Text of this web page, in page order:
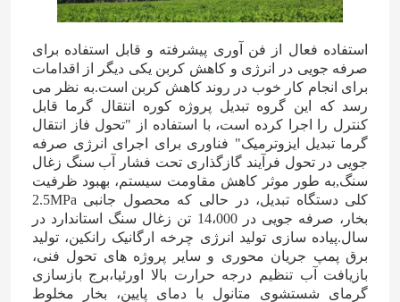
استفاده فعال از فن آوری پیشرفته و قابل استفاده برای
صرفه جویی در انرژی و کاهش کربن یکی دیگر از اقدامات
برای انجام کار خوب در روند کاهش کربن است.به نظر می
رسد که این گروه تبدیل پروژه کوره انتقال گرما قابل
کنترل را اجرا کرده است، با استفاده از "تحول فاز انتقال
گرما تبدیل ایزوترمیک" فناوری برای اجرای انرژی صرفه
جویی در تحول فرآیند گازگذاری تحت فشار آب سنگ زغال
سنگ,به طور موثر کاهش مقاومت سیستم، بهبود ظرفیت
کلی دستگاه تبدیل، در حالی که محصول جانبی 2.5MPa
بخار، صرفه جویی در 14،000 تن زغال سنگ استاندارد در
سال.پیاده سازی تولید انرژی چرخه ارگانیک رانکین، تولید
برق پمپ جریان محوری و سایر پروژه های تحول فنی،
بازیافت آب تنظیم درجه حرارت بالا اورئیا،برج بازسازی
گرمای شستشوی متانول با دمای پایین، بخار مخلوط